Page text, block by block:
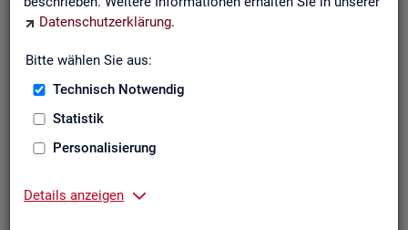
Datenschutzerklärung.
Bitte wählen Sie aus:
Technisch Notwendig
Statistik
Personalisierung
Details anzeigen
Un­ter­be­schäf­ti­gung
Wie viele Menschen suchen Arbeit oder haben
Beschäftigungsverhältnis fehlt?